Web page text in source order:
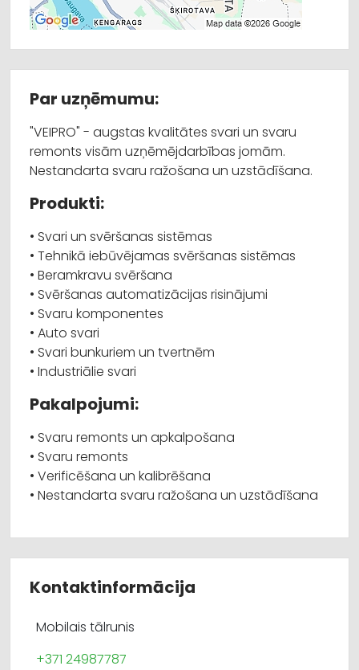
Par uzņēmumu:
"VEIPRO" - augstas kvalitātes svari un svaru
remonts visām uzņēmējdarbības jomām.
Nestandarta svaru ražošana un uzstādīšana.
Produkti:
• Svari un svēršanas sistēmas
• Tehnikā iebūvējamas svēršanas sistēmas
• Beramkravu svēršana
• Svēršanas automatizācijas risinājumi
• Svaru komponentes
• Auto svari
• Svari bunkuriem un tvertnēm
• Industriālie svari
Pakalpojumi:
• Svaru remonts un apkalpošana
• Svaru remonts
• Verificēšana un kalibrēšana
• Nestandarta svaru ražošana un uzstādīšana
Kontaktinformācija
Mobilais tālrunis
+371 24987787